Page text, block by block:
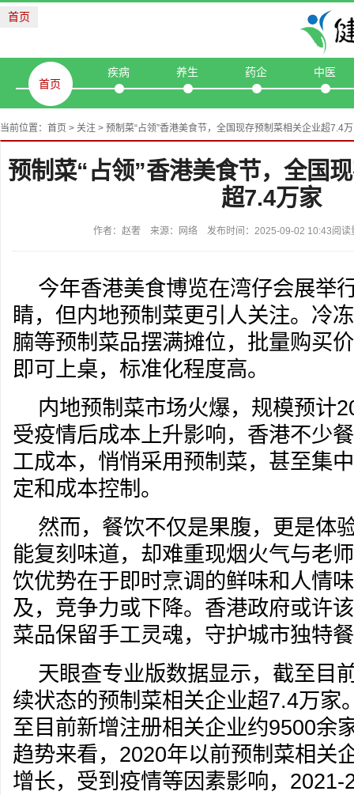
首页
首页
疾病 养生 药企 中医
当前位置： 首页 > 关注 > 预制菜“占领”香港美食节，全国现存预制菜相关企业超7.4
预制菜“占领”香港美食节，全国
超7.4万家
作者：赵奢 来源：网络 发布时间：2025-09-02 10:43阅
今年香港美食博览在湾仔会展举
睛，但内地预制菜更引人关注。冷
腩等预制菜品摆满摊位，批量购买
即可上桌，标准化程度高。
内地预制菜市场火爆，规模预计
受疫情后成本上升影响，香港不少
工成本，悄悄采用预制菜，甚至集
定和成本控制。
然而，餐饮不仅是果腹，更是体
能复刻味道，却难重现烟火气与老
饮优势在于即时烹调的鲜味和人情
及，竞争力或下降。香港政府或许
菜品保留手工灵魂，守护城市独特
天眼查专业版数据显示，截至目
续状态的预制菜相关企业超7.4万家
至目前新增注册相关企业约9500余
趋势来看，2020年以前预制菜相关
增长，受到疫情等因素影响，2021-